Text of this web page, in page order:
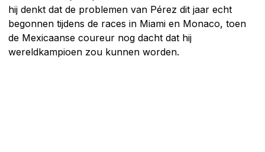
hij denkt dat de problemen van Pérez dit jaar echt
begonnen tijdens de races in Miami en Monaco, toen
de Mexicaanse coureur nog dacht dat hij
wereldkampioen zou kunnen worden.